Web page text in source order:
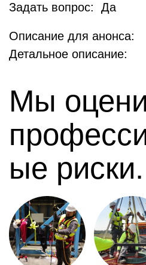
Задать вопрос: Да
Описание для анонса:
Детальное описание:
Мы
ые риски.